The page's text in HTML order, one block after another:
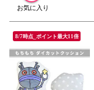
8/7時点_ポイント最大11倍